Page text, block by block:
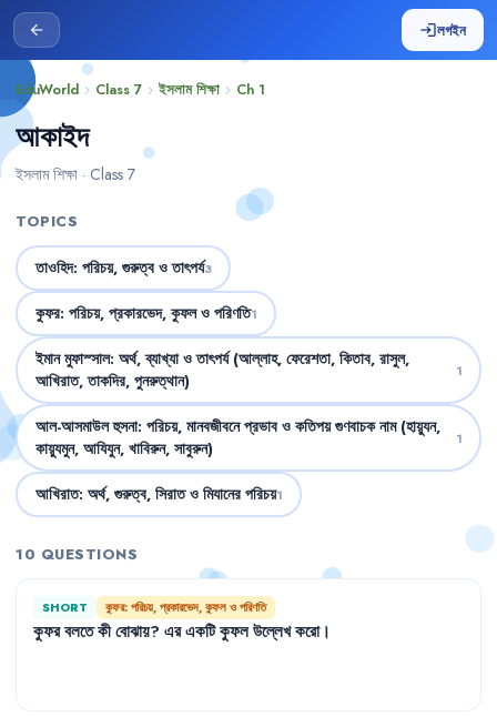
arrow_back loginলগইন
EduWorld chevron_right Class 7 chevron_rightইসলাম শিক্ষা chevron_right Ch 1
আকাইদ
ইসলাম শিক্ষা · Class 7
TOPICS
তাওহিদ: পরিচয়, গুরুত্ব ও তাৎপর্য3
কুফর: পরিচয়, প্রকারভেদ, কুফল ও পরিণতি1
ইমান মুফাস্সাল: অর্থ, ব্যাখ্যা ও তাৎপর্য (আল্লাহ, ফেরেশতা, কিতাব, রাসুল,
আখিরাত, তাকদির, পুনরুত্থান)
1
আল-আসমাউল হুসনা: পরিচয়, মানবজীবনে প্রভাব ও কতিপয় গুণবাচক নাম (হায়্যুন,
কায়্যুমুন, আযিযুন, খাবিরুন, সাবুরুন)
1
আখিরাত: অর্থ, গুরুত্ব, সিরাত ও মিযানের পরিচয়1
10 QUESTIONS
SHORT কুফর: পরিচয়, প্রকারভেদ, কুফল ও পরিণতি
কুফরবলতেকীবোঝায়? এরএকটিকুফলউল্লেখকরো।